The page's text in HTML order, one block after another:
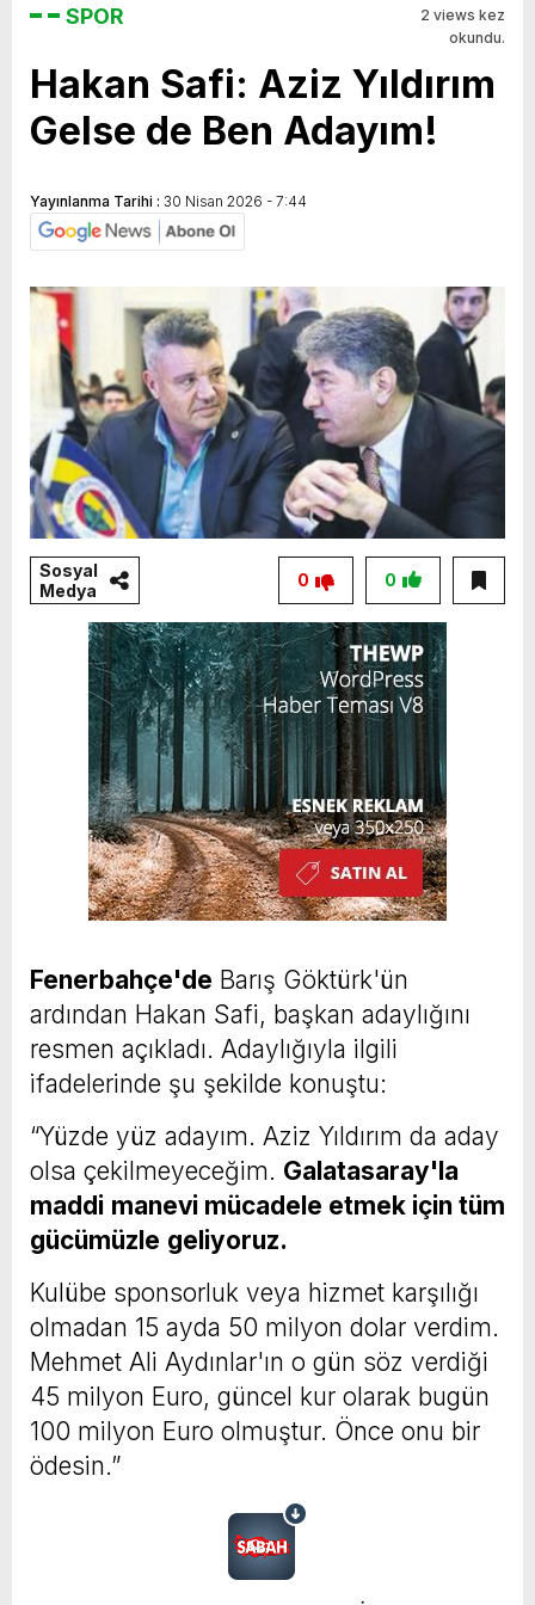
SPOR
2 views kez
okundu.
Hakan Safi: Aziz Yıldırım
Gelse de Ben Adayım!
Yayınlanma Tarihi : 30 Nisan 2026 - 7:44
Sosyal
Medya
0
0
Fenerbahçe'de Barış Göktürk'ün
ardından Hakan Safi, başkan adaylığını
resmen açıkladı. Adaylığıyla ilgili
ifadelerinde şu şekilde konuştu:
“Yüzde yüz adayım. Aziz Yıldırım da aday
olsa çekilmeyeceğim. Galatasaray'la
maddi manevi mücadele etmek için tüm
gücümüzle geliyoruz.
Kulübe sponsorluk veya hizmet karşılığı
olmadan 15 ayda 50 milyon dolar verdim.
Mehmet Ali Aydınlar'ın o gün söz verdiği
45 milyon Euro, güncel kur olarak bugün
100 milyon Euro olmuştur. Önce onu bir
ödesin.”